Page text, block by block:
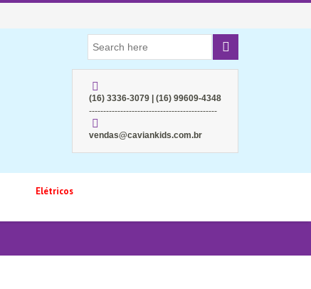
(16) 3336-3079 | (16) 99609-4348
---------------------------------------------
vendas@caviankids.com.br
Elétricos